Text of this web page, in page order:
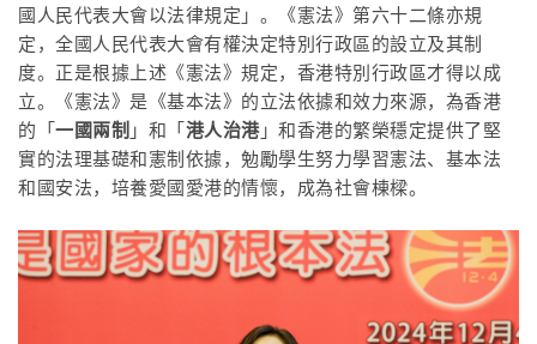
國人民代表大會以法律規定」。《憲法》第六十二條亦規
定，全國人民代表大會有權決定特別行政區的設立及其制
度。正是根據上述《憲法》規定，香港特別行政區才得以成
立。《憲法》是《基本法》的立法依據和效力來源，為香港
的「一國兩制 」和「港人治港」和香港的繁榮穩定提供了堅
實的法理基礎和憲制依據，勉勵學生努力學習憲法、基本法
和國安法，培養愛國愛港的情懷，成為社會棟樑。